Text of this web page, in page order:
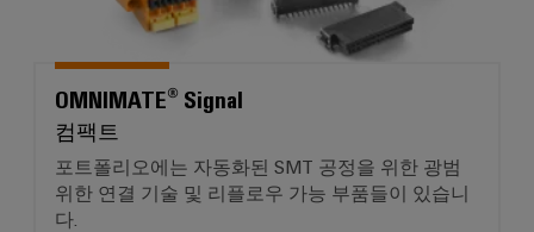
OMNIMATE® Signal
컴팩트
포트폴리오에는 자동화된 SMT 공정을 위한 광범
위한 연결 기술 및 리플로우 가능 부품들이 있습니
다.